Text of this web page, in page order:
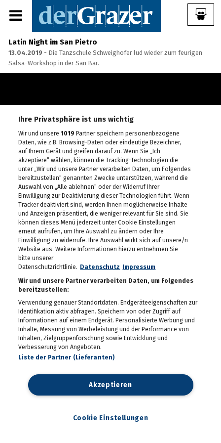
Latin Night im San Pietro
13.04.2019 - Die Tanzschule Schweighofer lud wieder zum feurigen
Salsa-Workshop in der San Bar.
ANMELDEN
IMPRESSUM
Ein Frühstück für die
Annenstraße - Das vierte
Annenfrühstück
22.07.2026
Seit 50 Jahren steht
Starkoch Johann Lafer in
der Küche
22.07.2026
Spiel, Spaß und Lernen in
der Kinderstadt Bibongo
14.07.2026
Die Grüne Nacht des
steirischen Tourismus
09.07.2026
Sommerfest der
Industriellenvereinigung
Steiermark 2026
WM 2026: Ganz Graz
Nationalelf
Die Innenstadt wurde zum
Ihre Privatsphäre ist uns wichtig
Wir und unsere1019 Partner speichern personenbezogene
Daten, wie z.B. Browsing-Daten oder eindeutige Bezeichner,
auf Ihrem Gerät und greifen darauf zu. Wenn Sie „Ich
akzeptiere“ wählen, können die Tracking-Technologien die
unter „Wir und unsere Partner verarbeiten Daten, um Folgendes
bereitzustellen“ genannten Zwecke unterstützen, während die
Auswahl von „Alle ablehnen“ oder der Widerruf Ihrer
Einwilligung zur Deaktivierung dieser Technologien führt. Wenn
Tracker deaktiviert sind, werden Ihnen möglicherweise Inhalte
und Anzeigen präsentiert, die weniger relevant für Sie sind. Sie
können dieses Menü jederzeit unter Cookie Einstellungen
erneut aufrufen, um Ihre Auswahl zu ändern oder Ihre
Einwilligung zu widerrufe. Ihre Auswahl wirkt sich auf unsere/n
Website aus. Weitere Informationen hierzu entnehmen Sie
bitte unserer
Datenschutzrichtlinie.
Datenschutz
Impressum
Wir und unsere Partner verarbeiten Daten, um Folgendes
bereitzustellen:
Verwendung genauer Standortdaten. Endgeräteeigenschaften zur
Identifikation aktiv abfragen. Speichern von oder Zugriff auf
Informationen auf einem Endgerät. Personalisierte Werbung und
Inhalte, Messung von Werbeleistung und der Performance von
Inhalten, Zielgruppenforschung sowie Entwicklung und
Verbesserung von Angeboten.
Liste der Partner (Lieferanten)
Akzeptieren
Cookie Einstellungen